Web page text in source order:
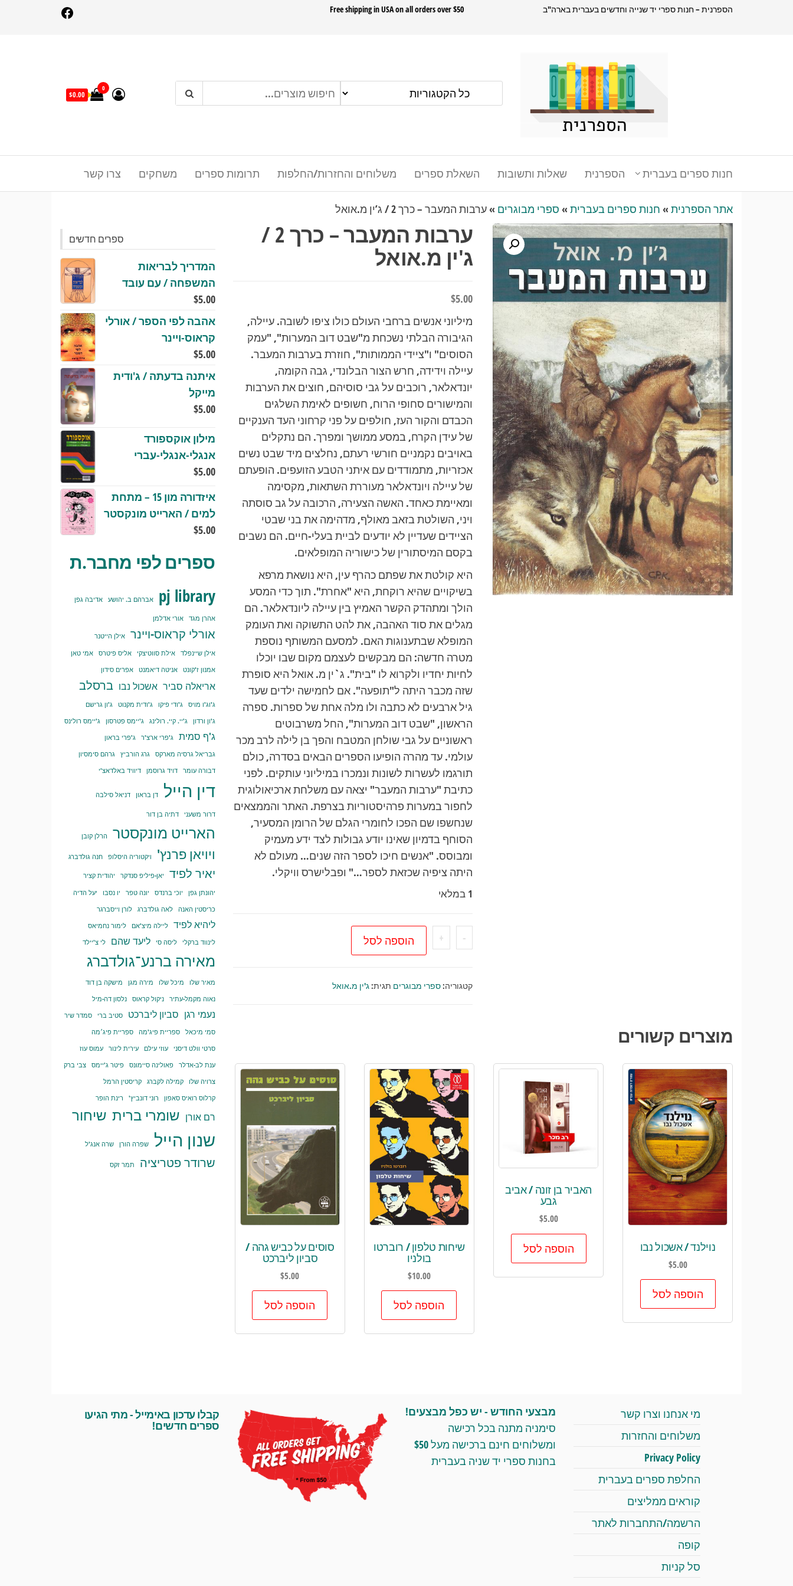
הספרנית – חנות ספרי יד שנייה וחדשים בעברית בארה"ב Free shipping in USA on all orders over $50
הספרנית
0
$0.00
צרו קשר משחקים תרומות ספרים משלוחים והחזרות/החלפות השאלת ספרים שאלות ותשובות הספרנית חנות ספרים בעברית
אתר הספרנית » חנות ספרים בעברית » ספרי מבוגרים »ערבות המעבר – כרך 2 / ג’ין מ.אואל
ערבות המעבר – כרך 2 /
ג'ין מ.אואל
$5.00
מיליוני אנשים ברחבי העולם כולו ציפו לשובה. עיילה,
הגיבורה הבלתי נשכחת מ"שבט דוב המערות", "עמק
הסוסים" ו"ציידי הממותות", חוזרת בערבות המעבר.
עיילה וידידה, חרש הצור הבלונדי, גבה הקומה,
יונדאלאר, רוכבים על גבי סוסיהם, חוצים את הערבות
והמישורים סחופי הרוח, חשופים לאימת השלגים
הכבדם והקור העז, חולפים על פני קרחוני העד הענקיים
של עידן הקרח, במסע ממושך ומפרך. הם נתקלים
באויבים נקמניים חורשי רעתם, נחלצים מיד שבט נשים
אכזריות, מתמודדים עם איתני הטבע הזועפים. הופעתם
של עיילה ויונדאלאר מעוררת השתאות, מקסימה
ומאיימת כאחד. האשה הצעירה, הרכובה על גב סוסתה
ויני, השולטת בזאב מאולף, מדהימה את בני שבטי
הציידים שעדיין לא יודעים לביית בעלי-חיים. הם נשבים
בקסם המיסתורין של כישוריה המופלאים.
היא קולטת את שפתם כהרף עין, היא נושאת מרפא
בשיקויים שהיא רוקחת, היא "אחרת". תוך כדי המסע
הולך ומתהדק הקשר האמיץ בין עיילה ליונדאלאר. הם
מגלים את סוד האהבה, את להט התשוקה ואת העומק
המופלא שבתענוגות האם. למסעם המשותף נוספת
מטרה חדשה: הם מבקשים לעצמם מקום שבו יוכלו
לחיות יחדיו ולקרוא לו "בית". ג`ין מ. אואל היא סופרת
שזה מכבר היתה ל"תופעה". אם לחמישה ילדים שעד
גיל ארבעים לא כתבה ולו מלה אחת של ספרות. ספרה
הראשון, "שבט דוב המערות", החל משרבוטים
ראשוניים על גבי שולחן המטבח והפך בן לילה לרב מכר
עולמי. עד מהרה הופיעו הספרים הבאים בסדרה, כולם
תורגמו לעשרות לשונות ונמכרו במיליוני עותקים. לפני
כתיבת "ערבות המעבר" יצאה עם משלחת ארכיאולוגית
לחפור במערות פרהיסטוריות בצרפת. האתר והממצאים
שנחשפו שם הפכו לחומרי הגלם של הרומן המסעיר,
הסוחף בדמיון שאינו יודע גבולות לצד ידע מעמיק
ומבוסס. "אנשים חיכו לספר הזה שנים… מעולם לא
היתה ציפיה שכזאת לספר…" ופבלישרס וויקלי.
1 במלאי
-
כמות
של
המעבר
ג'ין
מ.אואל
+ הוספה לסל
קטגוריה:ספרי מבוגרים תגית:ג'ין מ.אואל
מוצרים קשורים
נוילנד / אשכול נבו
$5.00
הוספה לסל
האביר בן זונה / אביב
גבע
$5.00
הוספה לסל שיחות טלפון / רוברטו
בולניו
$10.00
הוספה לסל
סוסים על כביש גהה /
סביון ליברכט
$5.00
הוספה לסל
ספרים חדשים
המדריך לבריאות
המשפחה / עם עובד
$5.00
אהבה לפי הספר / אורלי
קראוס-ויינר
$5.00
איתנה בדעתה / ג'ודית
מייקל
$5.00
מילון אוקספורד
אנגלי-אנגלי-עברי
$5.00
איזדורה מון 15 – מתחת
למים / הארייט מונקסטר
$5.00
ספרים לפי מחבר.ת
pj library אברהם ב. יהושע אדיבה גפן
אהרן מגד אורי אדלמן
אורלי קראוס-ויינר אילן הייטנר
אילן שיינפלד אילת סווטיצקי אליס פיטרס
אמי טאן
אמנון ז'קונט
אניטה דיאמנט אפרים סידון
אריאלה סביר אשכול נבו ברסלב
ג'וג'ו מויס ג'ודי פיקו ג'ודית מקנוט
ג'ון גרישם
ג'ון ורדון
ג'יי. קיי. רולינג ג'יימס פטרסון ג'יימס רולינס
ג'ף סמית ג'פרי ארצ'ר
ג'פרי בראון
גבריאל גרסיה מארקס
גרג הורביץ
גרהם סימסיון
דבורה עומר
דויד גרוסמן דיוויד באלדאצ'י
דין הייל דן בראון דניאל סילבה
דרור משעני דתיה בן דור
הארייט מונקסטר הרלן קובן
ויויאן פרנץ' ויקטוריה היסלופ חנה גולדברג
יאיר לפיד יאן-פיליפ סנדקר יהודית קציר
יהונתן גפן יוכי ברנדס יונה טפר יו נסבו
יעל הדיה
כריסטין האנה
לאה גולדברג לורן וייסברגר
ליהיא לפיד ליילה מיצ'אם
לימור נחמיאס
לינווד ברקלי
ליסה סי ליעד שהם לי צ'יילד
מאירה ברנע־גולדברג
מאיר שלו מיכל שלו מירה מגן
מישקה בן דוד
נאוה מקמל-עתיר
ניקול קראוס נלסון דה-מיל
נעמי רגן סביון ליברכט סטיב ברי
סמדר שיר
סמי מיכאל
ספריית פיג'מה
ספריית פיג׳מה
סרטי וולט דיסני
עוזי עילם עירית לינור
עמוס עוז
ענת לב-אדלר
פאולינה סיימונס פיטר ג'יימס
צבי ברק
צרויה שלו
קמילה לקברג
קריסטין הרמל
קרלוס רואיס סאפון
רוני דונביץ' רינת הופר
רם אורן שומרי ברית שיחור
שנון הייל שפרה הורן שרה אנג'ל
שרודר פטריציה תמר זקס
מי אנחנו וצרו קשר
משלוחים והחזרות
Privacy Policy
החלפת ספרים בעברית
קוראים ממליצים
הרשמה/התחברות לאתר
קופה
סל קניות
מבצעי החודש - יש כפל מבצעים!
סימניה מתנה בכל רכישה
ומשלוחים חינם ברכישה מעל $50
בחנות ספרי יד שניה בעברית
קבלו עדכון באימייל - מתי הגיעו
ספרים חדשים!